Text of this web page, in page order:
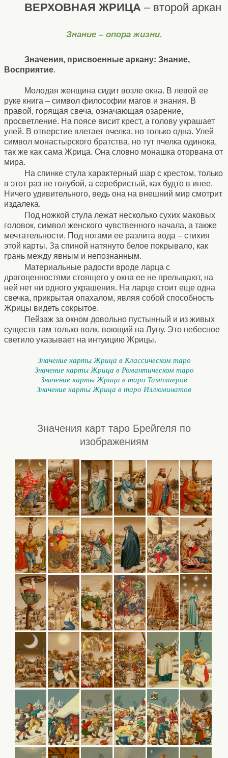
ВЕРХОВНАЯ ЖРИЦА – второй аркан
Знание – опора жизни.
Значения, присвоенные аркану: Знание,
Восприятие.
Молодая женщина сидит возле окна. В левой ее
руке книга – символ философии магов и знания. В
правой, горящая свеча, означающая озарение,
просветление. На поясе висит крест, а голову украшает
улей. В отверстие влетает пчелка, но только одна. Улей
символ монастырского братства, но тут пчелка одинока,
так же как сама Жрица. Она словно монашка оторвана от
мира.
На спинке стула характерный шар с крестом, только
в этот раз не голубой, а серебристый, как будто в инее.
Ничего удивительного, ведь она на внешний мир смотрит
издалека.
Под ножкой стула лежат несколько сухих маковых
головок, символ женского чувственного начала, а также
мечтательности. Под ногами ее разлита вода – стихия
этой карты. За спиной натянуто белое покрывало, как
грань между явным и непознанным.
Материальные радости вроде ларца с
драгоценностями стоящего у окна ее не прельщают, на
ней нет ни одного украшения. На ларце стоит еще одна
свечка, прикрытая опахалом, являя собой способность
Жрицы видеть сокрытое.
Пейзаж за окном довольно пустынный и из живых
существ там только волк, воющий на Луну. Это небесное
светило указывает на интуицию Жрицы.
Значение карты Жрица в Классическом таро
Значение карты Жрица в Романтическом таро
Значение карты Жрица в таро Тамплиеров
Значение карты Жрица в таро Иллюминатов
Значения карт таро Брейгеля по
изображениям